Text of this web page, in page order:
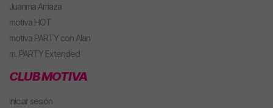
Juanma Arriaza
motiva HOT
motiva PARTY con Alan
m. PARTY Extended
CLUB MOTIVA
Iniciar sesión